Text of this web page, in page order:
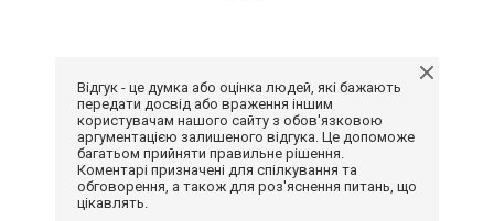
Відгук - це думка або оцінка людей, які бажають
передати досвід або враження іншим
користувачам нашого сайту з обов'язковою
аргументацією залишеного відгука. Це допоможе
багатьом прийняти правильне рішення.
Коментарі призначені для спілкування та
обговорення, а також для роз'яснення питань, що
цікавлять.